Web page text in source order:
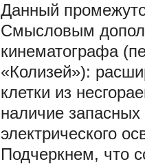
Данный
Смысловым
кинематографа
«Колизей»):
клетки из
наличие
электрического
Подчеркнем, что